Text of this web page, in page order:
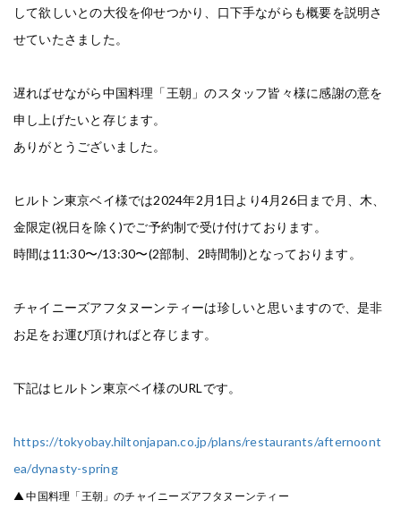
して欲しいとの大役を仰せつかり、 口下手ながらも概要を説明さ
せていたさました。
遅ればせながら中国料理「王朝」のスタッフ皆々様に感謝の意を
申し上げたいと存じます。
ありがとうございました。
ヒルトン東京ベイ様では2024年2月1日より4月26日まで月、木、
金限定(祝日を除く)でご予約制で受け付けております。
時間は11:30〜/13:30〜(2部制、2時間制)となっております。
チャイニーズアフタヌーンティーは珍しいと思いますので、是非
お足をお運び頂ければと存じます。
下記はヒルトン東京ベイ様のURLです。
https://tokyobay.hiltonjapan.co.jp/plans/restaurants/afternoont
ea/dynasty-spring
▲ 中国料理「王朝」のチャイニーズアフタヌーンティー